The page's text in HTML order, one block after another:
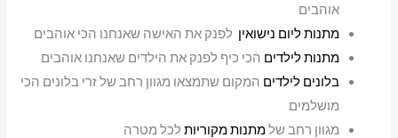
אוהבים
מתנות ליום נישואין לפנק את האישה שאנחנו הכי אוהבים
מתנות לילדים הכי כיף לפנק את הילדים שאנחנו אוהבים
בלונים לילדים המקום שתמצאו מגוון רחב של זרי בלונים הכי
מושלמים
מגוון רחב שלמתנות מקוריותלכל מטרה